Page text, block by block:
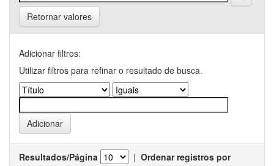
Retornar valores
Adicionar filtros:
Utilizar filtros para refinar o resultado de busca.
Resultados/Página | Ordenar registros por